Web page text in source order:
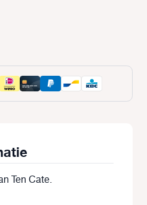
niet beschikbaar.)
Ten Cate.